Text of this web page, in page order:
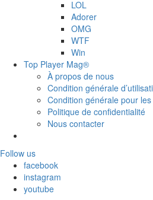
LOL
Adorer
OMG
WTF
Win
Top Player Mag®
À propos de nous
Condition générale
Condition générale pour
Politique de confidentialité
Nous contacter
Follow us
facebook
instagram
youtube